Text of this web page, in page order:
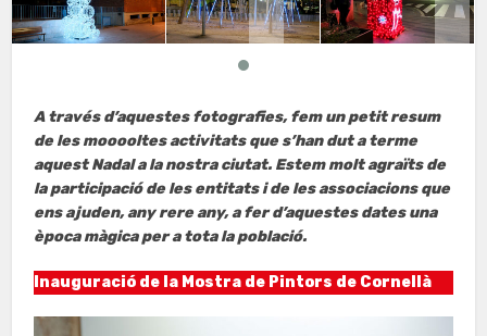
A través d’aquestes fotografies, fem un petit resum
de les mooooltes activitats que s’han dut a terme
aquest Nadal a la nostra ciutat. Estem molt agraïts de
la participació de les entitats i de les associacions que
ens ajuden, any rere any, a fer d’aquestes dates una
època màgica per a tota la població.
Inauguració de la Mostra de Pintors de Cornellà